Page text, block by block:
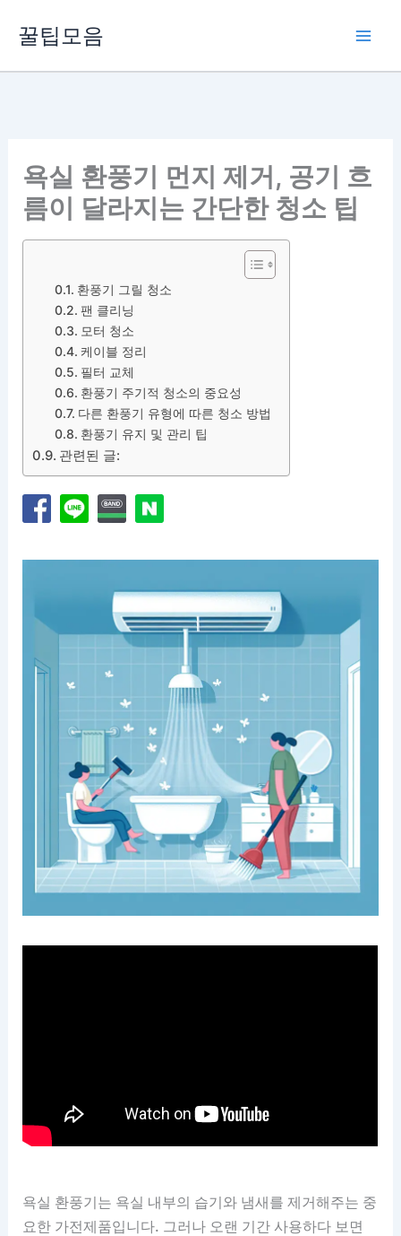
꿀팁모음
욕실 환풍기 먼지 제거, 공기 흐
름이 달라지는 간단한 청소 팁
환풍기 그릴 청소
팬 클리닝
모터 청소
케이블 정리
필터 교체
환풍기 주기적 청소의 중요성
다른 환풍기 유형에 따른 청소 방법
환풍기 유지 및 관리 팁
관련된 글:
욕실 환풍기는 욕실 내부의 습기와 냄새를 제거해주는 중
요한 가전제품입니다. 그러나 오랜 기간 사용하다 보면